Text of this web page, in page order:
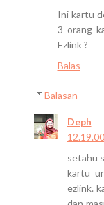
Ini kartu
3 orang
Ezlink ?
Balas
Balasan
Deph
setahu
kartu
ezlink.